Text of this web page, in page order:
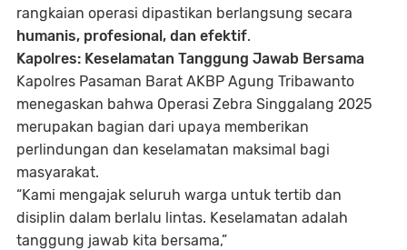
rangkaian operasi dipastikan berlangsung secara
humanis, profesional, dan efektif.
Kapolres: Keselamatan Tanggung Jawab Bersama
Kapolres Pasaman Barat AKBP Agung Tribawanto
menegaskan bahwa Operasi Zebra Singgalang 2025
merupakan bagian dari upaya memberikan
perlindungan dan keselamatan maksimal bagi
masyarakat.
“Kami mengajak seluruh warga untuk tertib dan
disiplin dalam berlalu lintas. Keselamatan adalah
tanggung jawab kita bersama,”